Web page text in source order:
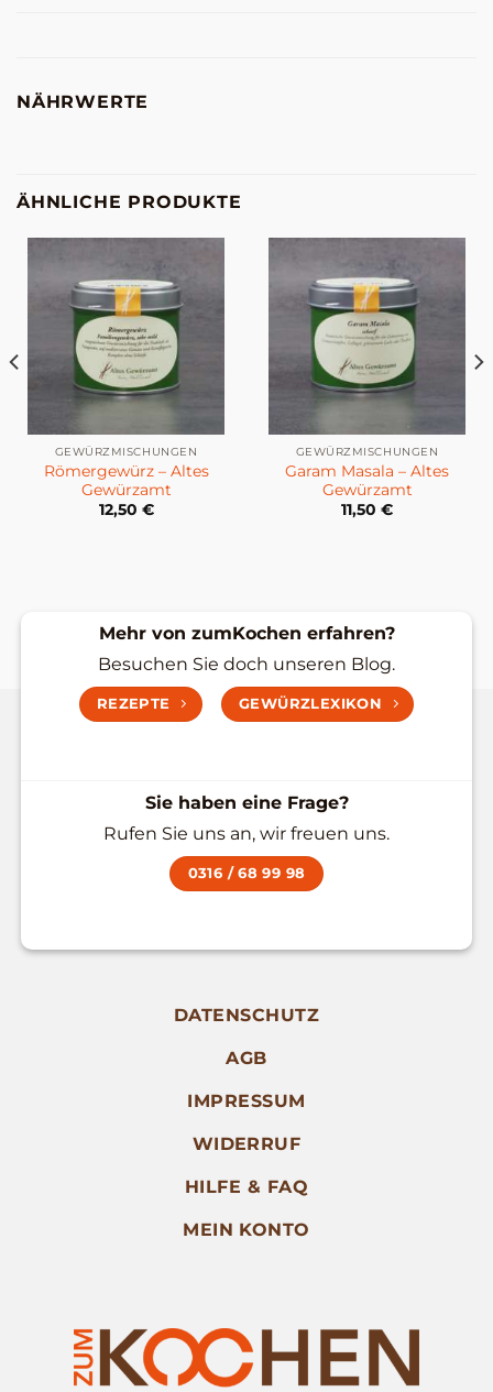
NÄHRWERTE
ÄHNLICHE PRODUKTE
GEWÜRZMISCHUNGEN
Römergewürz – Altes
Gewürzamt
12,50 €
GEWÜRZMISCHUNGEN
Garam Masala – Altes
Gewürzamt
11,50 €
Mehr von zumKochen erfahren?
Besuchen Sie doch unseren Blog.
REZEPTE GEWÜRZLEXIKON
Sie haben eine Frage?
Rufen Sie uns an, wir freuen uns.
0316 / 68 99 98
DATENSCHUTZ
AGB
IMPRESSUM
WIDERRUF
HILFE & FAQ
MEIN KONTO